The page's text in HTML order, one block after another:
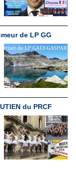
de LP GG
du PRCF